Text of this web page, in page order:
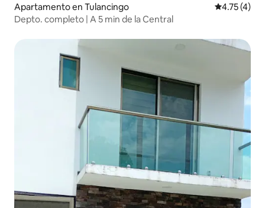
Apartamento en Tulancingo Calificación
4.75 (4)
Depto. completo | A 5 min de la Central